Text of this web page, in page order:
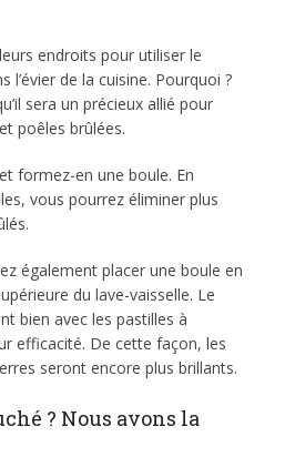
endroits pour utiliser le
l’évier de la cuisine. Pourquoi ?
sera un précieux allié pour
poêles brûlées.
formez-en une boule. En
vous pourrez éliminer plus
également placer une boule en
du lave-vaisselle. Le
bien avec les pastilles à
efficacité. De cette façon, les
seront encore plus brillants.
? Nous avons la